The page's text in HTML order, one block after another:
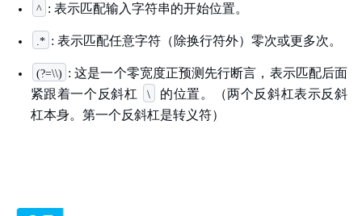
^ : 表示匹配输入字符串的开始位置。
.* : 表示匹配任意字符（除换行符外）零次或更多次。
(?=\\) : 这是一个零宽度正预测先行断言，表示匹配后面
紧跟着一个反斜杠
\
的位置。（两个反斜杠表示反斜
杠本身。第一个反斜杠是转义符）